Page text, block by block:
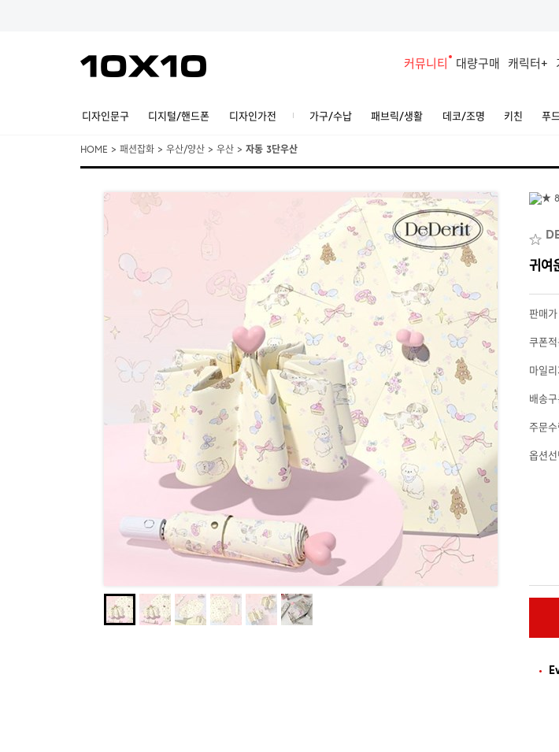
커뮤니티 대량구매 캐릭터+
디자인문구 디지털/핸드폰 디자인가전 가구/수납 패브릭/생활 데코/조명 키친 푸
HOME > 패션잡화 > 우산/양산 > 우산 > 자동 3단우산
귀여
판매가
쿠폰
마일리
배송
주문수
옵션선